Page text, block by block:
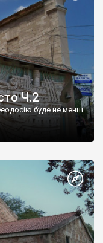
Ч.2
буде не менш